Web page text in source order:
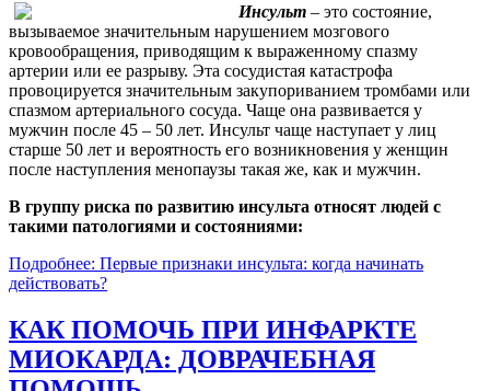
Инсульт – это состояние,
вызываемое значительным нарушением мозгового
кровообращения, приводящим к выраженному спазму
артерии или ее разрыву. Эта сосудистая катастрофа
провоцируется значительным закупориванием тромбами или
спазмом артериального сосуда. Чаще она развивается у
мужчин после 45 – 50 лет. Инсульт чаще наступает у лиц
старше 50 лет и вероятность его возникновения у женщин
после наступления менопаузы такая же, как и мужчин.
В группу риска по развитию инсульта относят людей с
такими патологиями и состояниями:
Подробнее: Первые признаки инсульта: когда начинать
действовать?
КАК ПОМОЧЬ ПРИ ИНФАРКТЕ
МИОКАРДА: ДОВРАЧЕБНАЯ